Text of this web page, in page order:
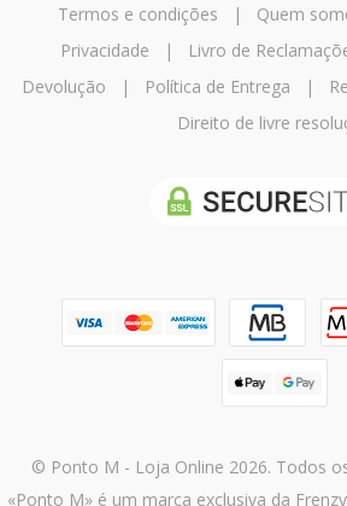
Termos e condições | Quem
Privacidade | Livro de
Devolução | Política de Entrega |
Direito de livre
© Ponto M - Loja Online 2026. Todos
«Ponto M» é um marca exclusiva da